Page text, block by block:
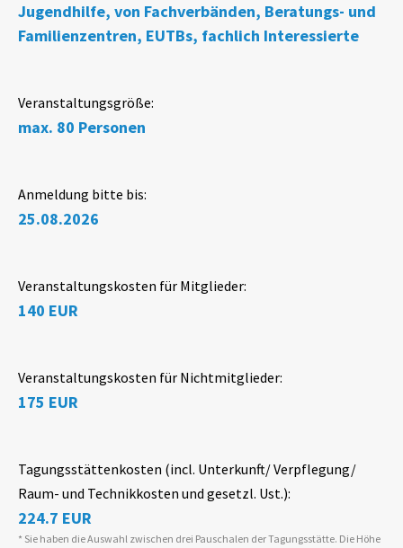
Jugendhilfe, von Fachverbänden, Beratungs- und
Familienzentren, EUTBs, fachlich Interessierte
Veranstaltungsgröße:
max. 80 Personen
Anmeldung bitte bis:
25.08.2026
Veranstaltungskosten für Mitglieder:
140 EUR
Veranstaltungskosten für Nichtmitglieder:
175 EUR
Tagungsstättenkosten (incl. Unterkunft/ Verpflegung/
Raum- und Technikkosten und gesetzl. Ust.):
224.7 EUR
* Sie haben die Auswahl zwischen drei Pauschalen der Tagungsstätte. Die Höhe